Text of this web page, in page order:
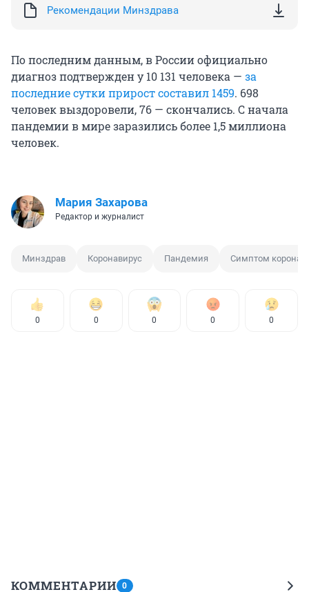
Рекомендации Минздрава
По последним данным, в России официально
диагноз подтвержден у 10 131 человека — за
последние сутки прирост составил 1459. 698
человек выздоровели, 76 — скончались. С начала
пандемии в мире заразились более 1,5 миллиона
человек.
Мария Захарова
Редактор и журналист
Минздрав Коронавирус Пандемия Симптом
0 0 0 0 0
КОММЕНТАРИИ 0